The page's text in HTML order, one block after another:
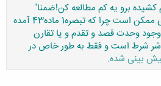
برو یه کم مطالعه کن!ضمنا"
معاونت فقط در جرایم عمدی ممکن است چرا که تبصره1 ماده43 آمده
وحدت قصد و تقدم و یا تقارن
شرط است و فقط به طور خاص در
بینی شده.